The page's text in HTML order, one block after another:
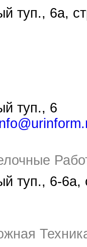
туп., 6а,
туп., 6
туп., 6-6а,